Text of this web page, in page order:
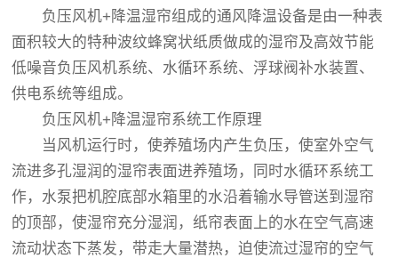
负压风机+降温湿帘组成的通风降温设备是由一种表
面积较大的特种波纹蜂窝状纸质做成的湿帘及高效节能
低噪音负压风机系统、水循环系统、浮球阀补水装置、
供电系统等组成。
负压风机+降温湿帘系统工作原理
当风机运行时，使养殖场内产生负压，使室外空气
流进多孔湿润的湿帘表面进养殖场，同时水循环系统工
作，水泵把机腔底部水箱里的水沿着输水导管送到湿帘
的顶部，使湿帘充分湿润，纸帘表面上的水在空气高速
流动状态下蒸发，带走大量潜热，迫使流过湿帘的空气